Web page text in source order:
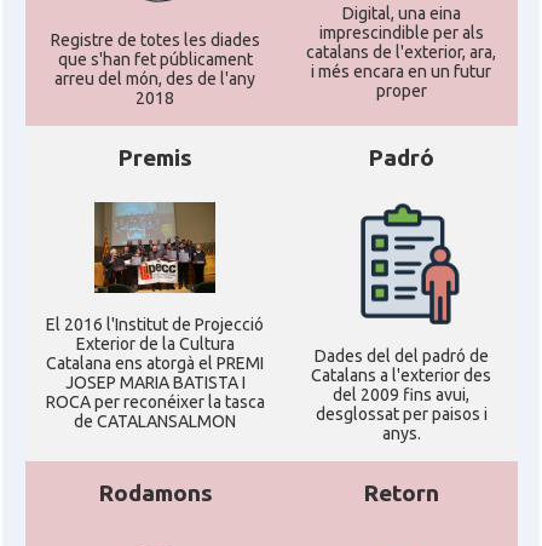
Registre de totes les diades
que s'han fet públicament
arreu del món, des de l'any
2018
Digital, una eina
imprescindible per als
catalans de l'exterior, ara,
i més encara en un futur
proper
Premis
El 2016 l'Institut de Projecció
Exterior de la Cultura
Catalana ens atorgà el PREMI
JOSEP MARIA BATISTA I
ROCA per reconéixer la tasca
de CATALANSALMON
Padró
Dades del del padró de
Catalans a l'exterior des
del 2009 fins avui,
desglossat per paisos i
anys.
Rodamons Retorn